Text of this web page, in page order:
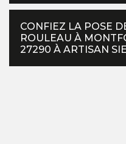
CONFIEZ LA POSE
ROULEAU À
27290 À ARTISAN